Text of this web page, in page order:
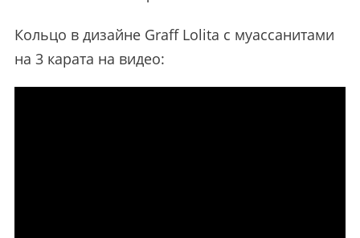
Кольцо в дизайне Graff Lolita с муассанитами
на 3 карата на видео: